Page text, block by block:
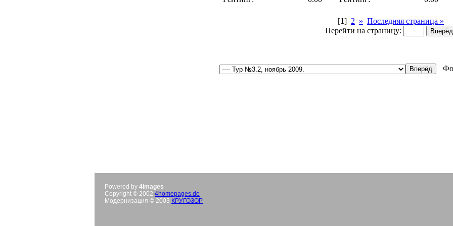
[1] 2 » Последняя страница »
Перейти на страницу:
Powered by 4images
Copyright © 2002 4homepages.de
Модернизация © 2003 КРУГОЗОР